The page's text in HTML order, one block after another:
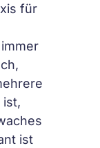
für
ist,
ist